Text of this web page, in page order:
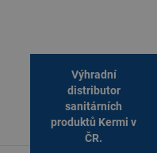
Výhradní
distributor
sanitárních
produktů Kermi v
ČR.